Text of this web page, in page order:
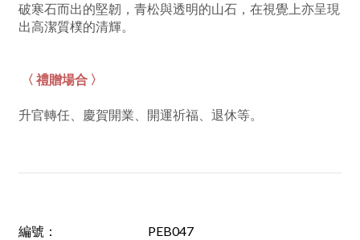
破寒石而出的堅韌，青松與透明的山石，在視覺上亦呈現
出高潔質樸的清輝。
〈 禮贈場合 〉
升官轉任、慶賀開業、開運祈福、退休等。
編號 ： PEB047